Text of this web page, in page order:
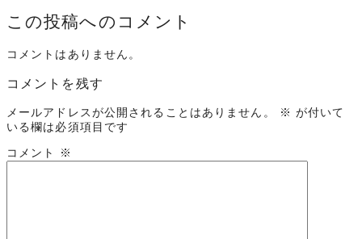
この投稿へのコメント
コメントはありません。
コメントを残す
メールアドレスが公開されることはありません。 ※ が付いて
いる欄は必須項目です
コメント ※